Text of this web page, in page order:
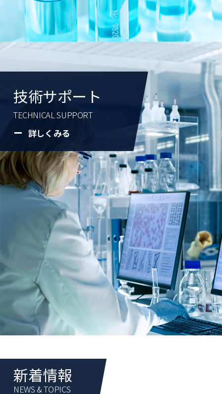
技術サポート
TECHNICAL SUPPORT
詳しくみる
新着情報
NEWS & TOPICS